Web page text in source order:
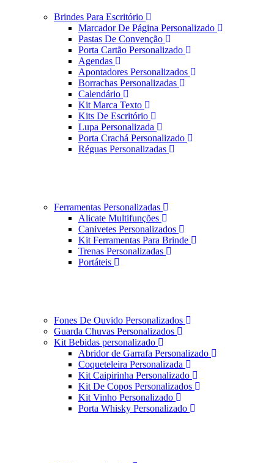
Brindes Para Escritório
Marcador De Página Personalizado
Pastas De Convenção
Porta Cartão Personalizado
Agendas
Apontadores Personalizados
Borrachas Personalizadas
Calendário
Kit Marca Texto
Kits De Escritório
Lupa Personalizada
Porta Crachá Personalizado
Réguas Personalizadas
Ferramentas Personalizadas
Alicate Multifunções
Canivetes Personalizados
Kit Ferramentas Para Brinde
Trenas Personalizadas
Portáteis
Fones De Ouvido Personalizados
Guarda Chuvas Personalizados
Kit Bebidas personalizado
Abridor de Garrafa Personalizado
Coqueteleira Personalizada
Kit Caipirinha Personalizado
Kit De Copos Personalizados
Kit Vinho Personalizado
Porta Whisky Personalizado